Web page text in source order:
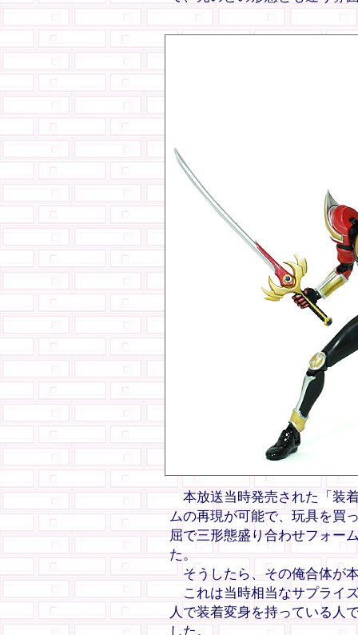
本放送当時発売された「装
ムの再現が可能で、玩具を買
屈で三形態盛り合わせフォー
た。
そうしたら、その俺合体が
これは当時相当なサプライ
人で装着変身を持っている人
した。